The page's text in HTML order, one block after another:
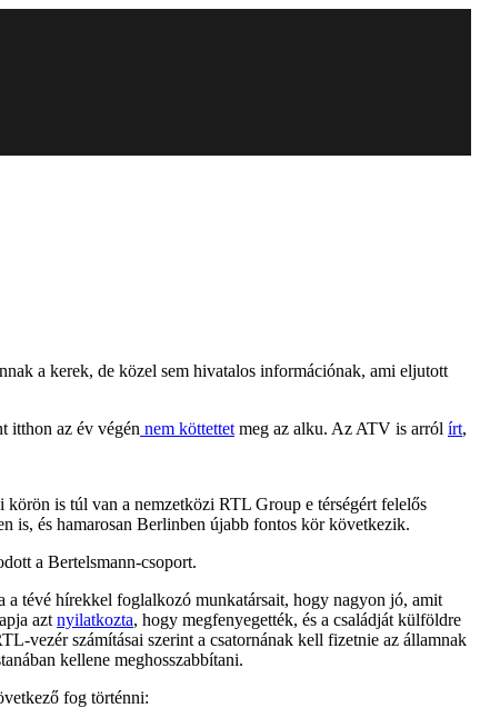
a kerek, de közel sem hivatalos információnak, ami eljutott
itthon az év végén nem köttettet meg az alku. Az ATV is arról írt,
is túl van a nemzetközi RTL Group e térségért felelős
is, és hamarosan Berlinben újabb fontos kör következik.
a Bertelsmann-csoport.
tévé hírekkel foglalkozó munkatársait, hogy nagyon jó, amit
azt nyilatkozta, hogy megfenyegették, és a családját külföldre
vezér számításai szerint a csatornának kell fizetnie az államnak
kellene meghosszabbítani.
fog történni: